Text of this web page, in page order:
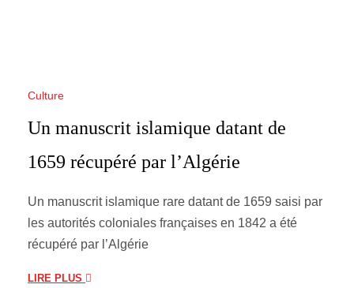
Culture
Un manuscrit islamique datant de
1659 récupéré par l’Algérie
Un manuscrit islamique rare datant de 1659 saisi par
les autorités coloniales françaises en 1842 a été
récupéré par l’Algérie
LIRE PLUS